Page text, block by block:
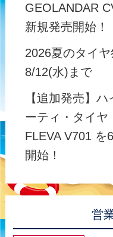
GEOLANDAR
新規発売開始！
2026夏のタイ
8/12(水)まで
【追加発売】
ーティ・タイヤ
FLEVA V701 を
開始！
営